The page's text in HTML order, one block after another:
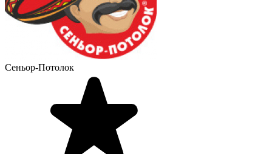
Сеньор-Потолок